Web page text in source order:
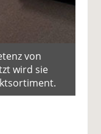
von
wird sie